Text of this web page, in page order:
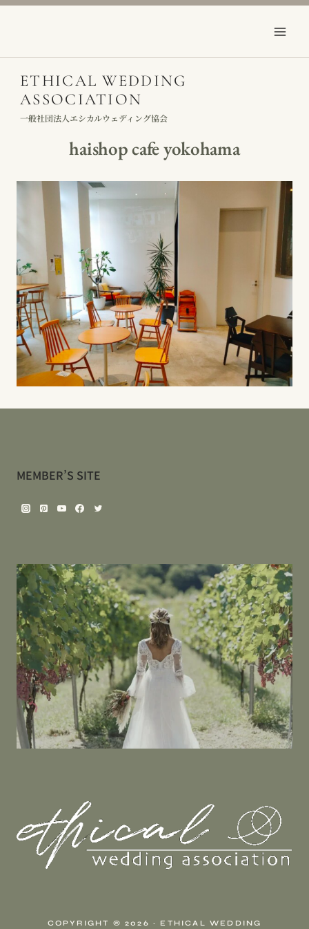
Skip
ETHICAL WEDDING
ASSOCIATION
一般社団法人エシカルウェディング協会
haishop cafe yokohama
MEMBER’S SITE
COPYRIGHT © 2026 · ETHICAL WEDDING